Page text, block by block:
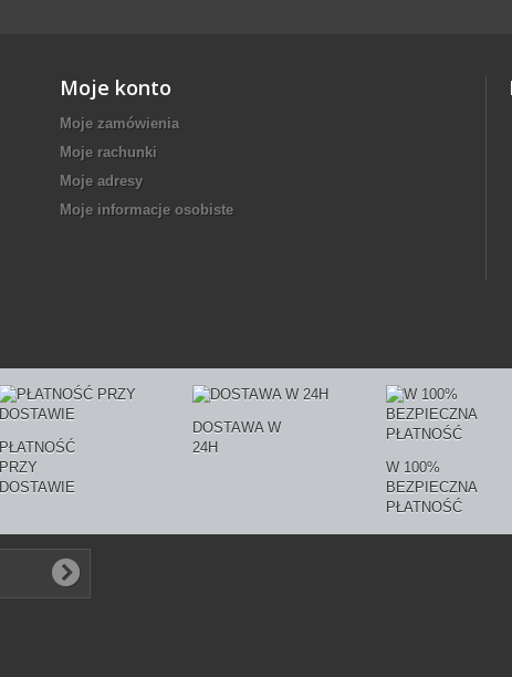
Moje konto
Moje zamówienia
Moje rachunki
Moje adresy
Moje informacje osobiste
PŁATNOŚĆ
PRZY
DOSTAWIE
DOSTAWA W
24H
W 100%
BEZPIECZNA
PŁATNOŚĆ